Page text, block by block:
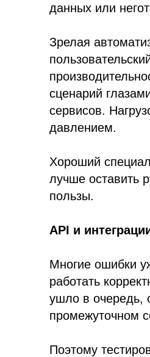
данных или
Зрелая
сценарий
сервисов.
давлением.
Хороший
лучше оставить
пользы.
API и
Многие ошибки
работать
ушло в очередь,
промежуточном
Поэтому